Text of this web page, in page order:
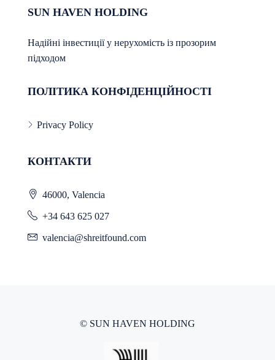
SUN HAVEN HOLDING
Надійні інвестиції у нерухомість із прозорим
підходом
ПОЛІТИКА КОНФІДЕНЦІЙНОСТІ
Privacy Policy
КОНТАКТИ
46000, Valencia
+34 643 625 027
valencia@shreitfound.com
© SUN HAVEN HOLDING